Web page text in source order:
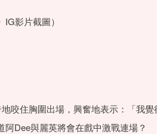
影片截圖）
咬住胸圍出場，興奮地表示：「我
Dee與麗英將會在戲中激戰連場？